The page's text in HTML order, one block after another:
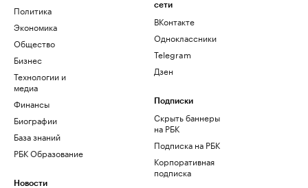
Политика
Экономика
Общество
Бизнес
Технологии и
медиа
Финансы
Биографии
База знаний
РБК Образование
Новости
сети
ВКонтакте
Одноклассники
Telegram
Дзен
Подписки
Скрыть баннеры
на РБК
Подписка на РБК
Корпоративная
подписка